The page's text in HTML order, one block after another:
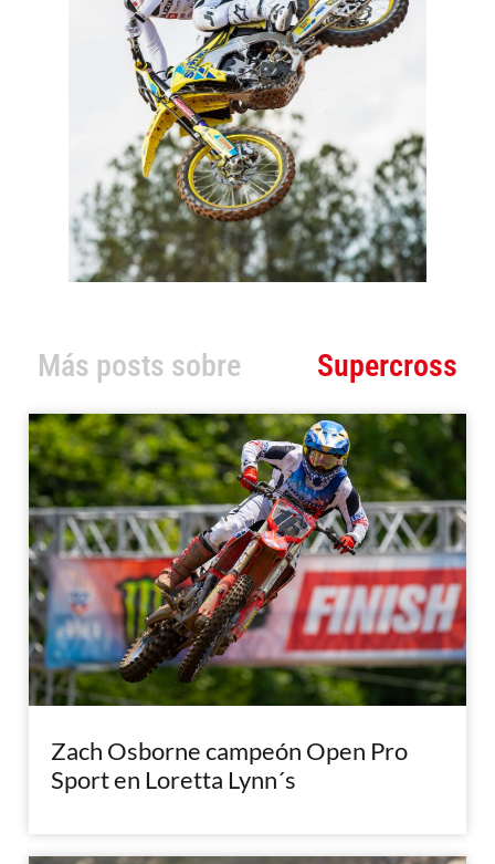
Más posts sobre Supercross
Zach Osborne campeón Open Pro
Sport en Loretta Lynn´s